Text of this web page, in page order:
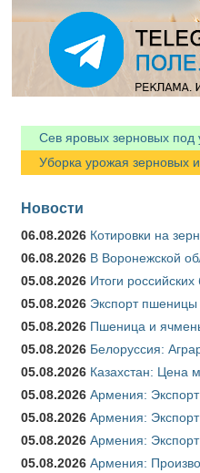
Сев яровых зерновых под
Уборка урожая зерновых и
Новости
06.08.2026 Котировки на
06.08.2026 В Воронежской
05.08.2026 Итоги
05.08.2026 Экспорт пшеницы
05.08.2026 Пшеница и
05.08.2026 Белоруссия:
05.08.2026 Казахстан: Цена
05.08.2026 Армения:
05.08.2026 Армения:
05.08.2026 Армения:
05.08.2026 Армения: